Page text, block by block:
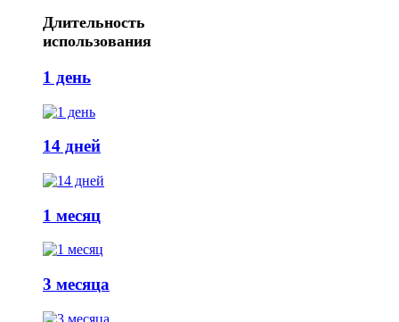
Длительность
использования
1 день
14 дней
1 месяц
3 месяца